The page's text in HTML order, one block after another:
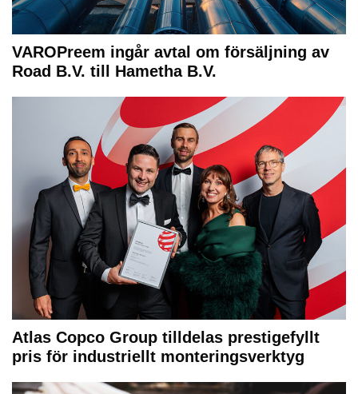
VAROPreem ingår avtal om försäljning av
Road B.V. till Hametha B.V.
Atlas Copco Group tilldelas prestigefyllt
pris för industriellt monteringsverktyg